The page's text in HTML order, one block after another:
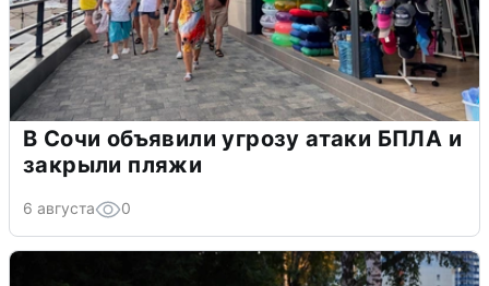
В Сочи объявили угрозу атаки БПЛА и
закрыли пляжи
6 августа 0